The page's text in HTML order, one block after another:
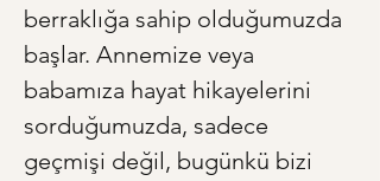
berraklığa sahip olduğumuzda
başlar. Annemize veya
babamıza hayat hikayelerini
sorduğumuzda, sadece
geçmişi değil, bugünkü bizi